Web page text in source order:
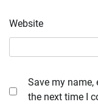
Website
Save my
the next time I